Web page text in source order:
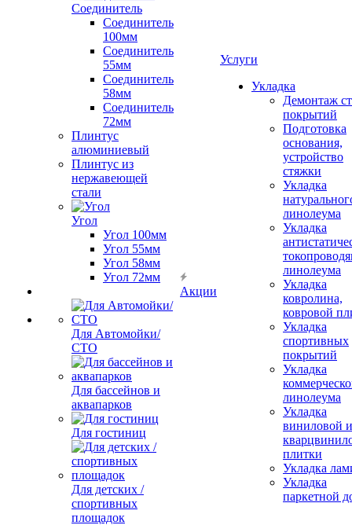
Соединитель
Соединитель
100мм
Соединитель
55мм
Соединитель
58мм
Соединитель
72мм
Плинтус
алюминиевый
Плинтус из
нержавеющей
стали
Угол
Угол 100мм
Угол 55мм
Угол 58мм
Угол 72мм
Для Автомойки/
СТО
Для бассейнов и
аквапарков
Для гостиниц
Для детских /
спортивных
площадок
Акции
Услуги
Укладка
Демонтаж
покрытий
Подготовка
основания,
устройство
стяжки
Укладка
линолеума
Укладка
линолеума
Укладка
ковролина,
ковровой
Укладка
спортивных
покрытий
Укладка
линолеума
Укладка
виниловой и
плитки
Укладка
Укладка
паркетной